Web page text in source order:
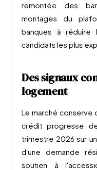
remontée des
montages du
banques à réduire
candidats les plus
Des signaux
logement
Le marché conserve
crédit progresse
trimestre 2026 sur
d'une demande
soutien à